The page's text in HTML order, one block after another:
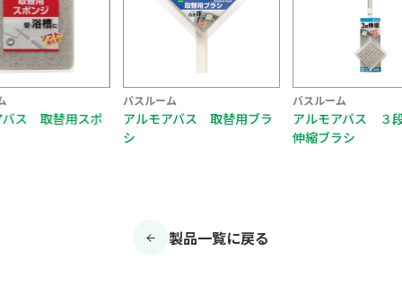
バス 取替用スポ
バスルーム
アルモアバス 取替用ブラ
シ
バスルーム
アルモアバス ３
伸縮ブラシ
製品一覧に戻る